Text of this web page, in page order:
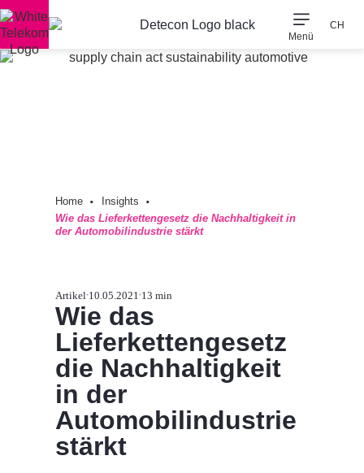
Menü
CH
Home · Insights ·
Wie das Lieferkettengesetz die Nachhaltigkeit in
der Automobilindustrie stärkt
Artikel 10.05.2021 13 min
Wie das
Lieferkettengesetz
die Nachhaltigkeit
in der
Automobilindustrie
stärkt